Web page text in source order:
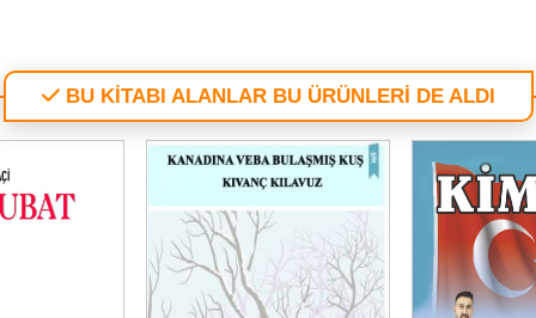
BU KİTABI ALANLAR BU ÜRÜNLERİ DE ALDI